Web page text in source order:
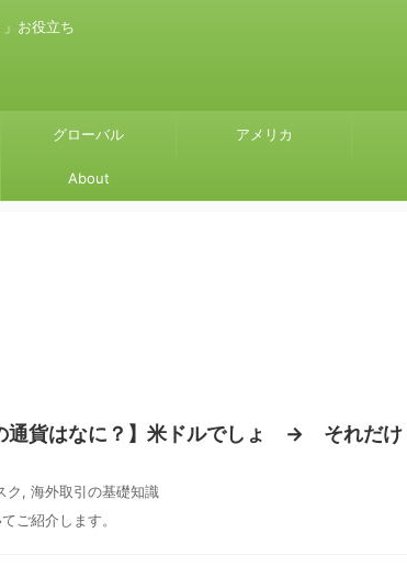
お役立ち
グローバル アメリカ
About
の通貨はなに？】米ドルでしょ → それだけ
ク , 海外取引の基礎知識
ご紹介します。